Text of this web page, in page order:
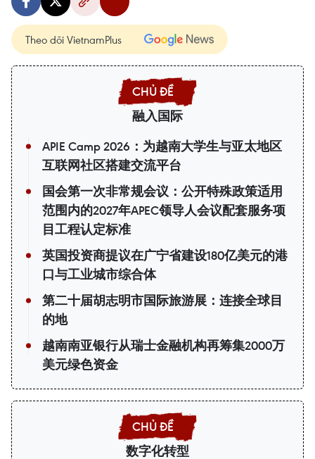
Theo dõi VietnamPlus
融入国际
APIE Camp 2026：为越南大学生与亚太地区
互联网社区搭建交流平台
国会第一次非常规会议：公开特殊政策适用
范围内的2027年APEC领导人会议配套服务项
目工程认定标准
英国投资商提议在广宁省建设180亿美元的港
口与工业城市综合体
第二十届胡志明市国际旅游展：连接全球目
的地
越南南亚银行从瑞士金融机构再筹集2000万
美元绿色资金
数字化转型